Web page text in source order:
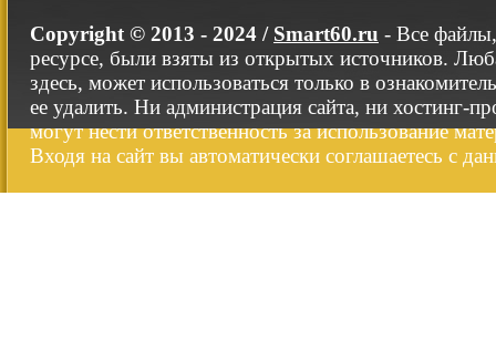
Copyright © 2013 - 2024 / Smart60.ru - Все
ресурсе, были взяты из открытых источников.
здесь, может использоваться только в
ее удалить. Ни администрация сайта, ни хостинг-
могут нести ответственность за использование
Входя на сайт вы автоматически соглашаетесь с